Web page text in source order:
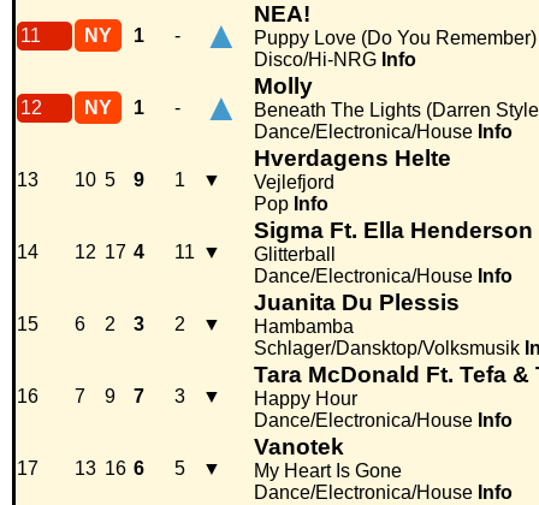
11 NY 1 - ▲ NEA!
Puppy Love (Do You Remember)
Disco/Hi-NRG Info
12 NY 1 - ▲ Molly
Beneath The Lights (Darren
Dance/Electronica/House Info
13 10 5 9 1 ▼
Hverdagens Helte
Vejlefjord
Pop Info
14 12 17 4 11 ▼
Sigma Ft. Ella Henderson
Glitterball
Dance/Electronica/House Info
15 6 2 3 2 ▼
Juanita Du Plessis
Hambamba
Schlager/Dansktop/Volksmusik
16 7 9 7 3 ▼
Tara McDonald Ft. Tefa
Happy Hour
Dance/Electronica/House Info
17 13 16 6 5 ▼
Vanotek
My Heart Is Gone
Dance/Electronica/House Info